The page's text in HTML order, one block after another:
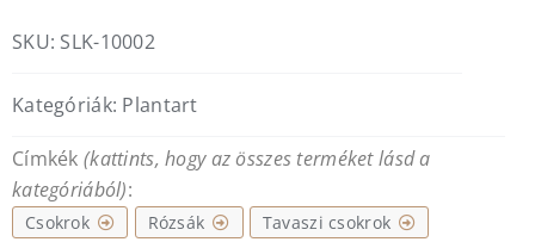
SKU: SLK-10002
Kategóriák: Plantart
Címkék (kattints, hogy az összes terméket lásd a
kategóriából):
Csokrok Rózsák Tavaszi csokrok